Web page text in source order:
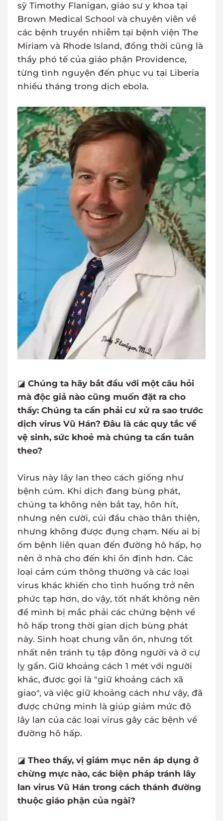
sỹ Timothy Flanigan, giáo sư y khoa tại
Brown Medical School và chuyên viên về
các bệnh truyền nhiễm tại bệnh viện The
Miriam và Rhode Island, đồng thời cũng là
thầy phó tế của giáo phận Providence,
từng tình nguyện đến phục vụ tại Liberia
nhiều tháng trong dịch ebola.
◪ Chúng ta hãy bắt đầu với một câu hỏi
mà độc giả nào cũng muốn đặt ra cho
thầy: Chúng ta cần phải cư xử ra sao trước
dịch virus Vũ Hán? Đâu là các quy tắc về
vệ sinh, sức khoẻ mà chúng ta cần tuân
theo?
Virus này lây lan theo cách giống như
bệnh cúm. Khi dịch đang bùng phát,
chúng ta không nên bắt tay, hôn hít,
nhưng nên cười, cúi đầu chào thân thiện,
nhưng không được đụng chạm. Nếu ai bị
ốm bệnh liên quan đến đường hô hấp, họ
nên ở nhà cho đến khi ổn định hơn. Các
loại cảm cúm thông thường và các loại
virus khác khiến cho tình huống trở nên
phức tạp hơn, do vậy, tốt nhất không nên
để mình bị mắc phải các chứng bệnh về
hô hấp trong thời gian dịch bùng phát
này. Sinh hoạt chung vẫn ổn, nhưng tốt
nhất nên tránh tụ tập đông người và ở cự
lỵ gần. Giữ khoảng cách 1 mét với người
khác, được gọi là "giữ khoảng cách xã
giao", và việc giữ khoảng cách như vậy, đã
được chứng minh là giúp giảm mức độ
lây lan của các loại virus gây các bệnh về
đường hô hấp.
◪ Theo thầy, vị giám mục nên áp dụng ở
chừng mực nào, các biện pháp tránh lây
lan virus Vũ Hán trong cách thánh đường
thuộc giáo phận của ngài?